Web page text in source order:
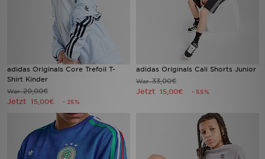
adidas Originals Core Trefoil T-
Shirt Kinder
War20,00€
Jetzt 15,00€ - 25%
adidas Originals Cali Shorts Junior
War33,00€
Jetzt 15,00€ - 55%